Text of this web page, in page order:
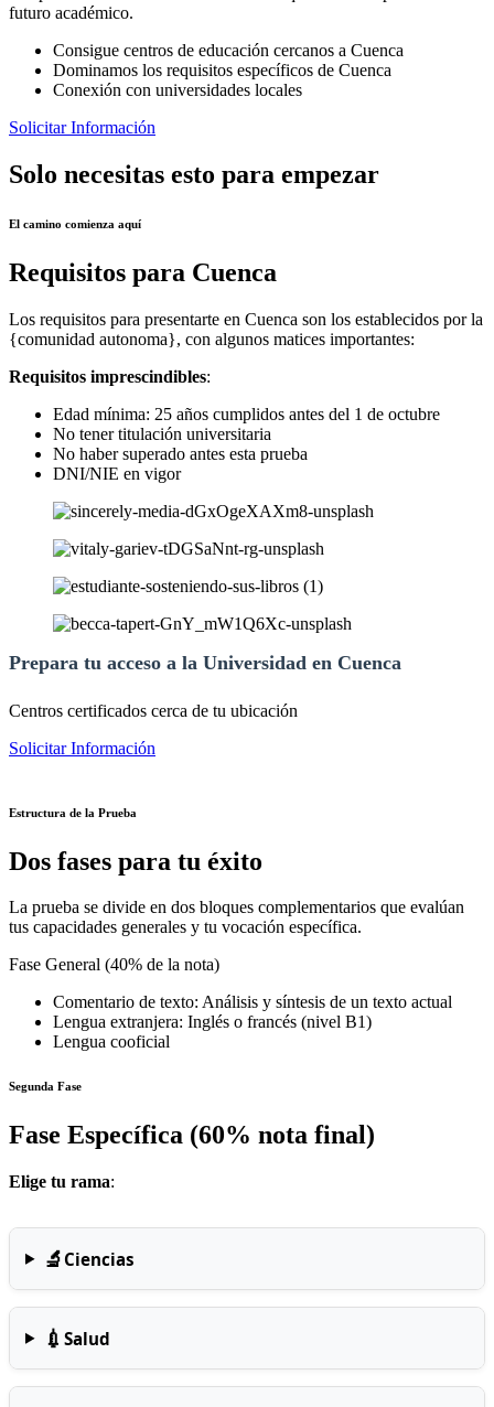
futuro académico.
Consigue centros de educación cercanos a Cuenca
Dominamos los requisitos específicos de Cuenca
Conexión con universidades locales
Solicitar Información
Solo necesitas esto para empezar
El camino comienza aquí
Requisitos para Cuenca
Los requisitos para presentarte en Cuenca son los establecidos por la
{comunidad autonoma}, con algunos matices importantes:
Requisitos imprescindibles:
Edad mínima: 25 años cumplidos antes del 1 de octubre
No tener titulación universitaria
No haber superado antes esta prueba
DNI/NIE en vigor
Prepara tu acceso a la Universidad en Cuenca
Centros certificados cerca de tu ubicación
Solicitar Información
Estructura de la Prueba
Dos fases para tu éxito
La prueba se divide en dos bloques complementarios que evalúan
tus capacidades generales y tu vocación específica.
Fase General (40% de la nota)
Comentario de texto: Análisis y síntesis de un texto actual
Lengua extranjera: Inglés o francés (nivel B1)
Lengua cooficial
Segunda Fase
Fase Específica (60% nota final)
Elige tu rama:
🔬 Ciencias
💉Salud